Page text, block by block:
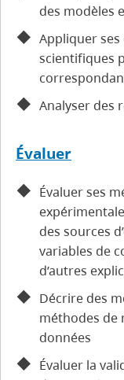
des modèles
Appliquer ses
scientifiques
Analyser des
Évaluer
Évaluer ses
des sources
variables de
d’autres
Décrire des
méthodes de
données
Évaluer la